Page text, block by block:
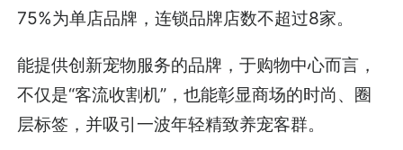
75%为单店品牌，连锁品牌店数不超过8家。
能提供创新宠物服务的品牌，于购物中心而言，
不仅是“客流收割机”，也能彰显商场的时尚、圈
层标签，并吸引一波年轻精致养宠客群。